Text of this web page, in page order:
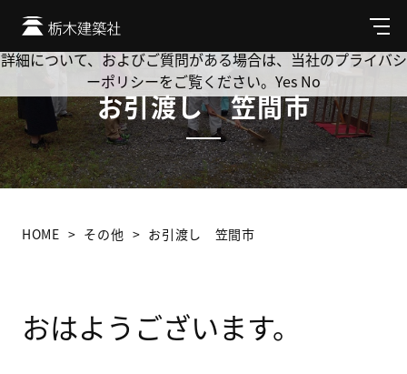
メ
ニ
ュ
お引渡し 笠間市
HOME その他 お引渡し 笠間市
おはようございます。
Cookie を使用して、お客様の活動を追跡してもよろしいです
か? 当社ではお客様のプライバシーを極めて重視しています。
詳細について、およびご質問がある場合は、当社のプライバシ
ーポリシーをご覧ください。 Yes No